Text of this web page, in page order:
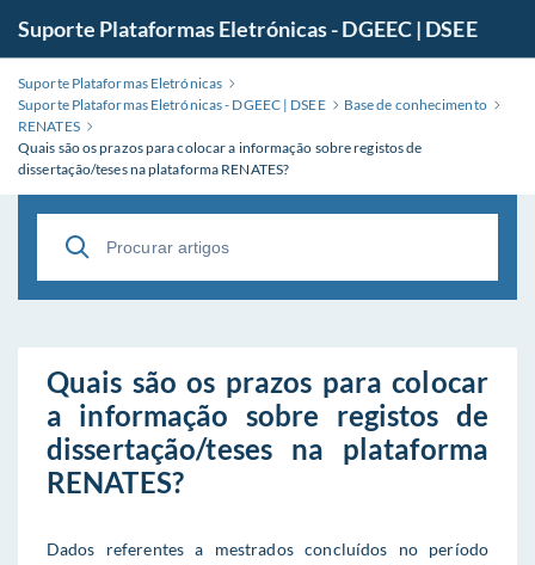
Suporte Plataformas Eletrónicas - DGEEC | DSEE
Suporte Plataformas Eletrónicas
Suporte Plataformas Eletrónicas - DGEEC | DSEE
Base de conhecimento
RENATES
Quais são os prazos para colocar a informação sobre registos de
dissertação/teses na plataforma RENATES?
Quais são os prazos para colocar
a informação sobre registos de
dissertação/teses na plataforma
RENATES?
Dados referentes a mestrados concluídos no período